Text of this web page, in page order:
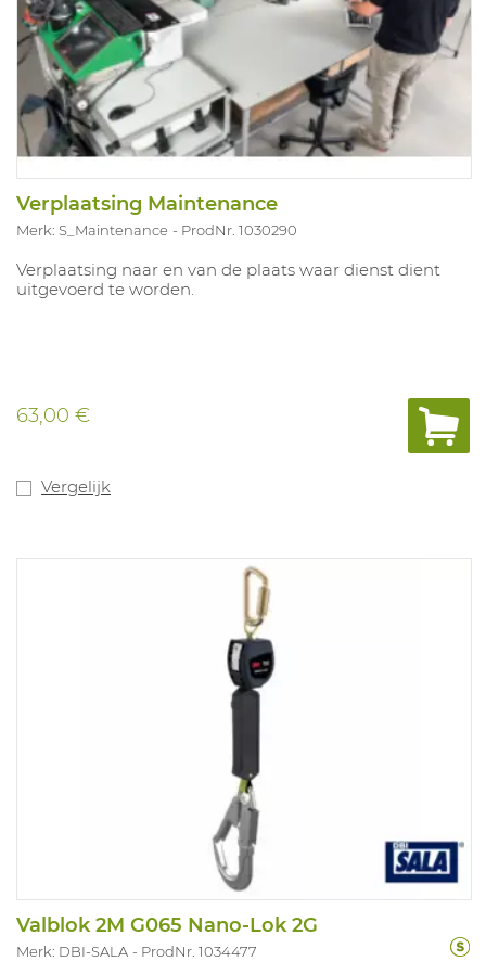
Verplaatsing Maintenance
Merk: S_Maintenance ProdNr. 1030290
Verplaatsing naar en van de plaats waar dienst dient
uitgevoerd te worden.
63,00 €
Vergelijk
Valblok 2M G065 Nano-Lok 2G
Merk: DBI-SALA ProdNr. 1034477